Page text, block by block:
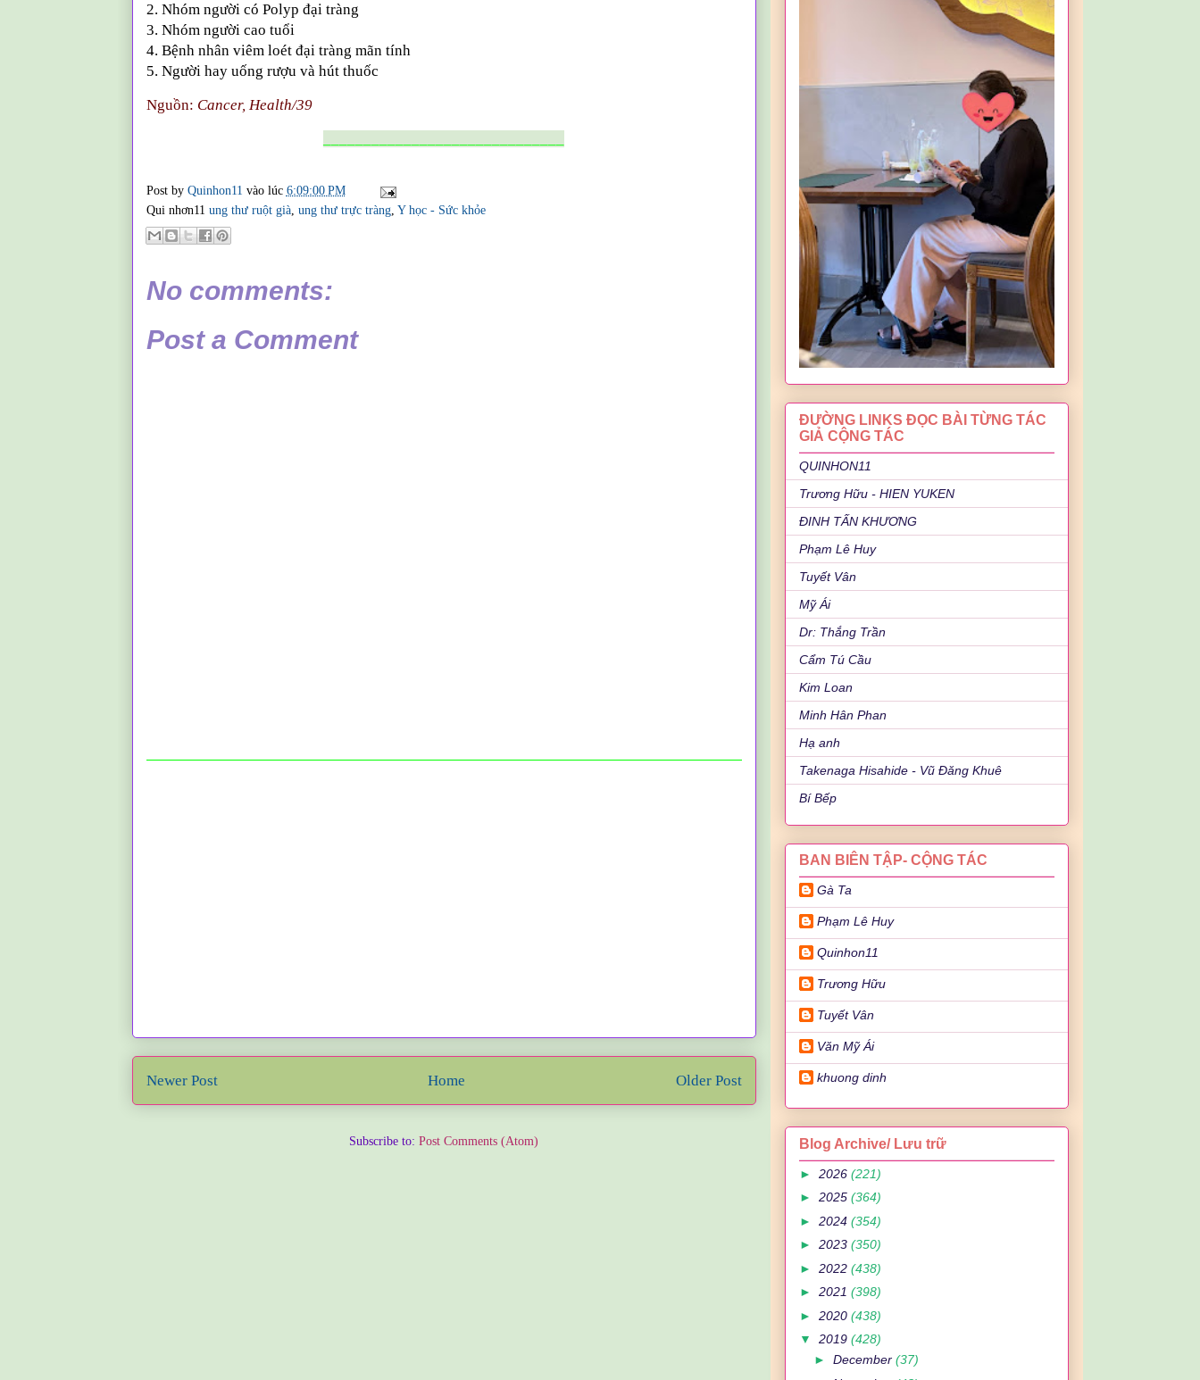
2. Nhóm người có Polyp đại tràng
3. Nhóm người cao tuổi
4. Bệnh nhân viêm loét đại tràng mãn tính
5. Người hay uống rượu và hút thuốc
Nguồn: Cancer, Health/39
Post by Quinhon11 vào lúc 6:09:00 PM
Qui nhơn11 ung thư ruột già, ung thư trực tràng, Y học - Sức khỏe
No comments:
Post a Comment
Newer Post Older Post
Home
Subscribe to: Post Comments (Atom)
ĐƯỜNG LINKS ĐỌC BÀI TỪNG TÁC
GIẢ CỘNG TÁC
QUINHON11
Trương Hữu - HIEN YUKEN
ĐINH TẤN KHƯƠNG
Phạm Lê Huy
Tuyết Vân
Mỹ Ái
Dr: Thắng Trần
Cẩm Tú Cầu
Kim Loan
Minh Hân Phan
Hạ anh
Takenaga Hisahide - Vũ Đăng Khuê
Bí Bếp
BAN BIÊN TẬP- CỘNG TÁC
Gà Ta
Phạm Lê Huy
Quinhon11
Trương Hữu
Tuyết Vân
Văn Mỹ Ái
khuong dinh
Blog Archive/ Lưu trữ
► 2026 (221)
► 2025 (364)
► 2024 (354)
► 2023 (350)
► 2022 (438)
► 2021 (398)
► 2020 (438)
▼ 2019 (428)
►December(37)